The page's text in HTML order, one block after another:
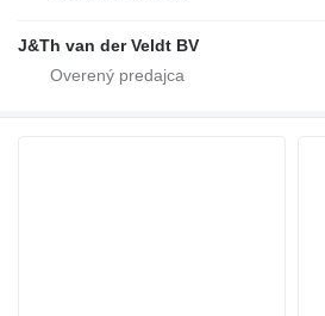
J&Th van der Veldt BV